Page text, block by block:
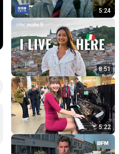
5:24
8:51
5:22